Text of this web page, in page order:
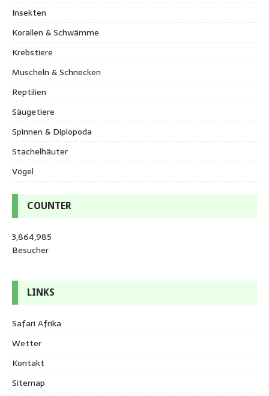
Insekten
Korallen & Schwämme
Krebstiere
Muscheln & Schnecken
Reptilien
Säugetiere
Spinnen & Diplopoda
Stachelhäuter
Vögel
COUNTER
3,864,985
Besucher
LINKS
Safari Afrika
Wetter
Kontakt
Sitemap